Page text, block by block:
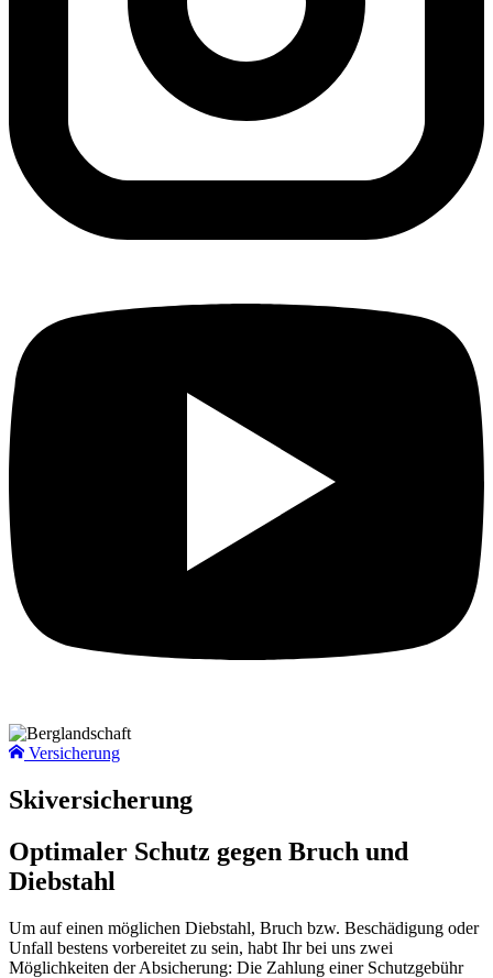
Versicherung
Skiversicherung
Optimaler Schutz gegen Bruch und
Diebstahl
Um auf einen möglichen Diebstahl, Bruch bzw. Beschädigung oder
Unfall bestens vorbereitet zu sein, habt Ihr bei uns zwei
Möglichkeiten der Absicherung: Die Zahlung einer Schutzgebühr